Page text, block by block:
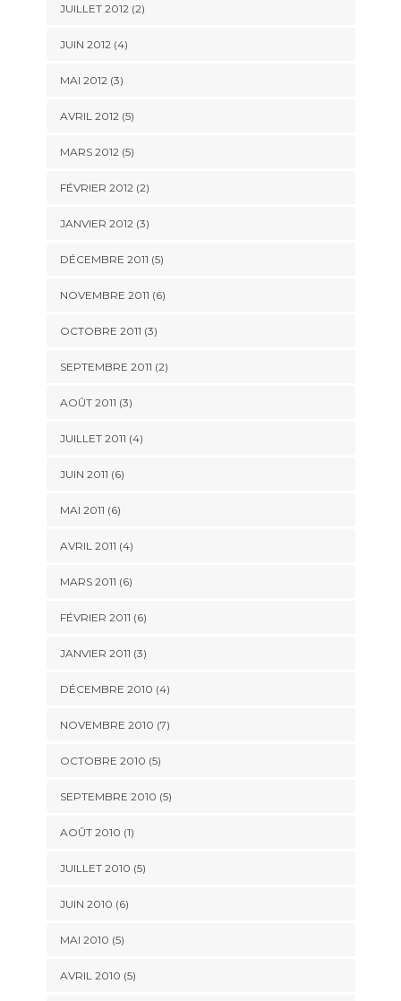
JUILLET 2012(2)
JUIN 2012(4)
MAI 2012(3)
AVRIL 2012(5)
MARS 2012(5)
FÉVRIER 2012(2)
JANVIER 2012(3)
DÉCEMBRE 2011 (5)
NOVEMBRE 2011 (6)
OCTOBRE 2011 (3)
SEPTEMBRE 2011 (2)
AOÛT 2011 (3)
JUILLET 2011 (4)
JUIN 2011 (6)
MAI 2011 (6)
AVRIL 2011 (4)
MARS 2011 (6)
FÉVRIER 2011 (6)
JANVIER 2011 (3)
DÉCEMBRE 2010 (4)
NOVEMBRE 2010 (7)
OCTOBRE 2010 (5)
SEPTEMBRE 2010 (5)
AOÛT 2010 (1)
JUILLET 2010 (5)
JUIN 2010 (6)
MAI 2010 (5)
AVRIL 2010 (5)